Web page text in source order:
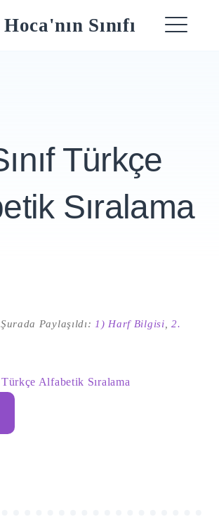
Sınıfı
Türkçe
Sıralama
Şurada Paylaşıldı: 1) Harf Bilgisi ,2.
Alfabetik Sıralama